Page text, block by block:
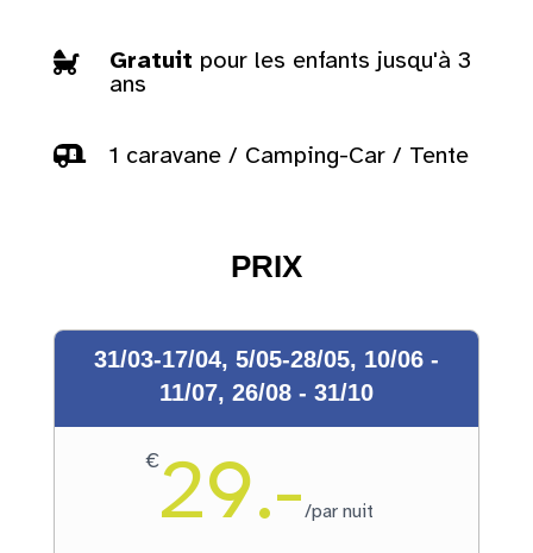
 Gratuit pour les enfants jusqu'à 3
ans
 1 caravane / Camping-Car / Tente
PRIX
31/03-17/04, 5/05-28/05, 10/06 -
11/07, 26/08 - 31/10
€29.-/par nuit